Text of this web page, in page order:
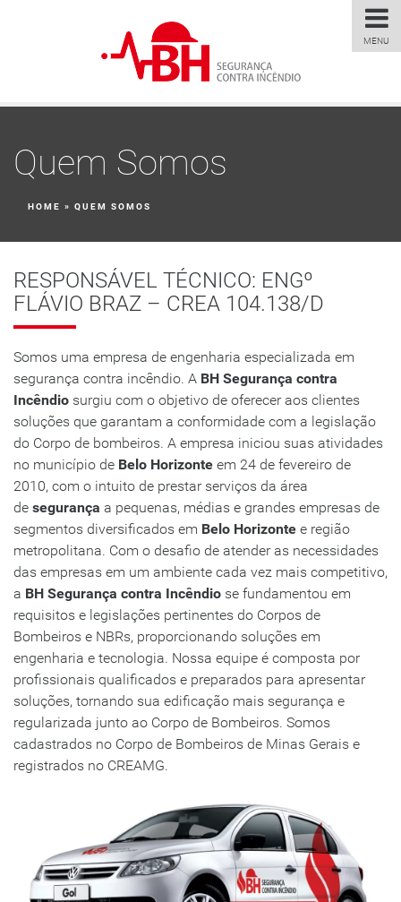
MENU
Quem Somos
HOME » QUEM SOMOS
RESPONSÁVEL TÉCNICO: ENGº
FLÁVIO BRAZ – CREA 104.138/D
Somos uma empresa de engenharia especializada em
segurança contra incêndio. A BH Segurança contra
Incêndio surgiu com o objetivo de oferecer aos clientes
soluções que garantam a conformidade com a legislação
do Corpo de bombeiros. A empresa iniciou suas atividades
no município de Belo Horizonte em 24 de fevereiro de
2010, com o intuito de prestar serviços da área
de segurança a pequenas, médias e grandes empresas de
segmentos diversificados em Belo Horizonte e região
metropolitana. Com o desafio de atender as necessidades
das empresas em um ambiente cada vez mais competitivo,
a BH Segurança contra Incêndio se fundamentou em
requisitos e legislações pertinentes do Corpos de
Bombeiros e NBRs, proporcionando soluções em
engenharia e tecnologia. Nossa equipe é composta por
profissionais qualificados e preparados para apresentar
soluções, tornando sua edificação mais segurança e
regularizada junto ao Corpo de Bombeiros. Somos
cadastrados no Corpo de Bombeiros de Minas Gerais e
registrados no CREAMG.